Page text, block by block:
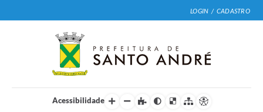
LOGIN / CADASTRO
Acessibilidade